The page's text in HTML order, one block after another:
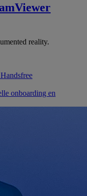
reality.
Handsfree
onboarding en